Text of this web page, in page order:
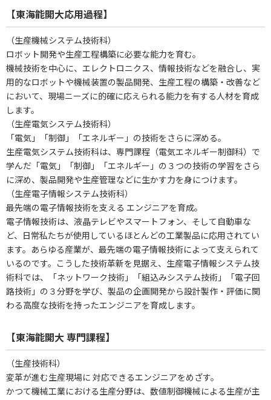
【東海能開大応用過程】
（生産機械システム技術科）
ロボット開発や生産工程構築に必要な能力を育む。
機械技術を中心に、エレクトロニクス、情報技術などを融合し、実
用的なロボットや機械装置の製品開発、生産工程の構築・改善など
において、現場ニーズに的確に応えられる能力を有する人材を育成
します。
（生産電気システム技術科）
「電気」「制御」「エネルギー」の技術をさらに深める。
生産電気システム技術科は、専門課程（電気エネルギー制御科）で
学んだ「電気」「制御」「エネルギー」の３つの技術の学習をさら
に深め、製品開発や生産管理などに生かす力を身につけます。
（生産電子情報システム技術科）
最先端の電子情報技術を支える エンジニアを育成。
電子情報技術は、液晶テレビやスマートフォン、そして自動車な
ど、日常私たちが使用しているほとんどの工業製品に応用されてい
ます。あらゆる産業が、最先端の電子情報技術によって支えられて
いるのです。こうした技術革新を見据え、生産電子情報システム技
術科では、「ネットワーク技術」「組込みシステム技術」「電子回
路技術」の３分野を学び、製品の企画開発から設計製作・評価に関
わる高度な技術を持ったエンジニアを育成します。
【東海能開大 専門課程】
（生産技術科）
変革が進む生産現場に 対応できるエンジニアをめざす。
かつて機械工業における生産分野は、数値制御機械による生産が主